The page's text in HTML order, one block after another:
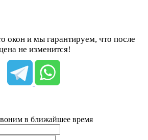
окон и мы гарантируем, что после
не изменится!
в ближайшее время